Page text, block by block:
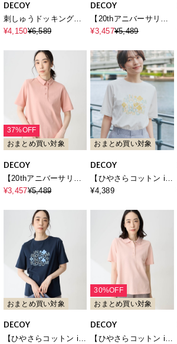
DECOY
刺しゅうドッキングチ
ュニックプルオーバー
ト】
¥4,150¥6,589
DECOY
【20thアニバーサリ
ー】デコイ刺しゅうTシ
感・UVカット】
¥3,457¥5,489
37%OFF
おまとめ買い対象
DECOY
【20thアニバーサリ
ー】デコイ刺しゅうポ
UVカット】
¥3,457¥5,489
おまとめ買い対象
DECOY
【ひやさらコットン in
Blooomコラボ】フラワ
【綿100％・接触冷感・
UVカット】
¥4,389
おまとめ買い対象
DECOY
【ひやさらコットン in
30%OFF
おまとめ買い対象
DECOY
【ひやさらコットン in